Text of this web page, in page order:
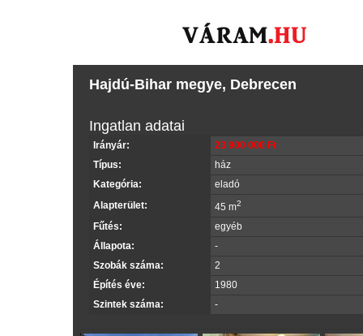
Hajdú-Bihar megye, Debrecen
Ingatlan adatai
Irányár:
23 900 000 Ft
Típus:
ház
Kategória:
eladó
Alapterület:
45 m2
Fűtés:
egyéb
Állapota:
-
Szobák száma:
2
Építés éve:
1980
Szintek száma:
-